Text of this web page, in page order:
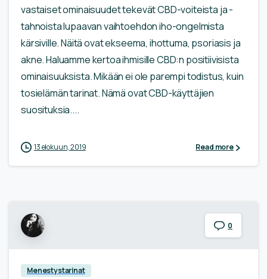
vastaiset ominaisuudet tekevät CBD-voiteista ja -
tahnoista lupaavan vaihtoehdon iho-ongelmista
kärsiville. Näitä ovat ekseema, ihottuma, psoriasis ja
akne. Haluamme kertoa ihmisille CBD:n positiivisista
ominaisuuksista. Mikään ei ole parempi todistus, kuin
tosielämän tarinat. Nämä ovat CBD-käyttäjien
suosituksia....
13 elokuun, 2019 Read more
0
Menestystarinat